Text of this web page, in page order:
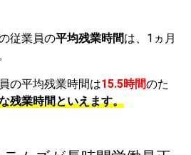
従業員の平均残業時間は、1ヵ月
の平均残業時間は15.5時間のた
残業時間といえます。